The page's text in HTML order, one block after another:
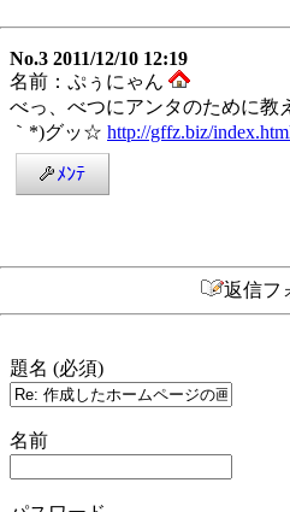
No.3 2011/12/10 12:19
名前：ぷぅにゃん
べっ、べつにアンタのために教
｀*)グッ☆ http://gffz.biz/
ﾒﾝﾃ
返信フ
題名 (必須)
名前